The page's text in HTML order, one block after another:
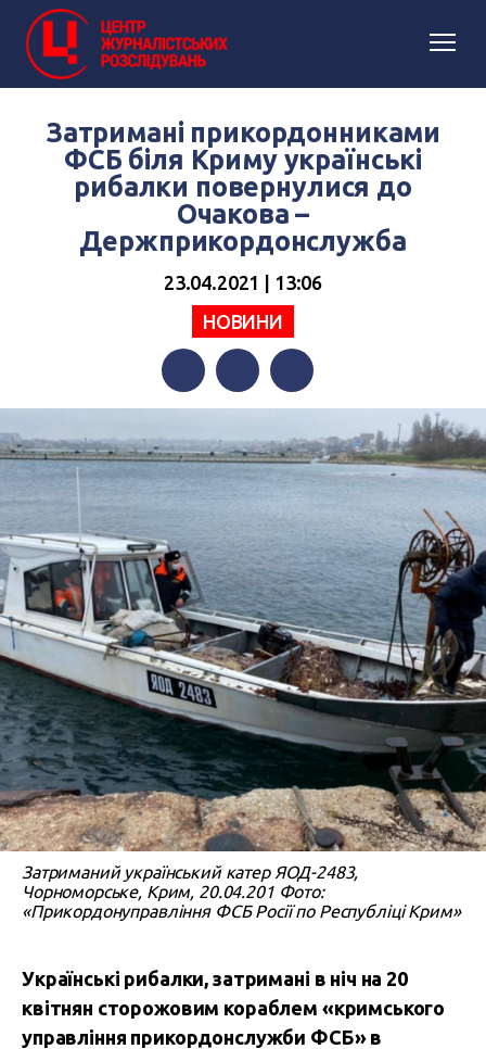
Затримані прикордонниками
ФСБ біля Криму українські
рибалки повернулися до
Очакова –
Держприкордонслужба
23.04.2021 | 13:06
НОВИНИ
FacebookTwitterTelegram
Затриманий український катер ЯОД-2483,
Чорноморське, Крим, 20.04.201 Фото:
«Прикордонуправління ФСБ Росії по Республіці Крим»
Українські рибалки, затримані в ніч на 20
квітнян сторожовим кораблем «кримського
управління прикордонслужби ФСБ» в